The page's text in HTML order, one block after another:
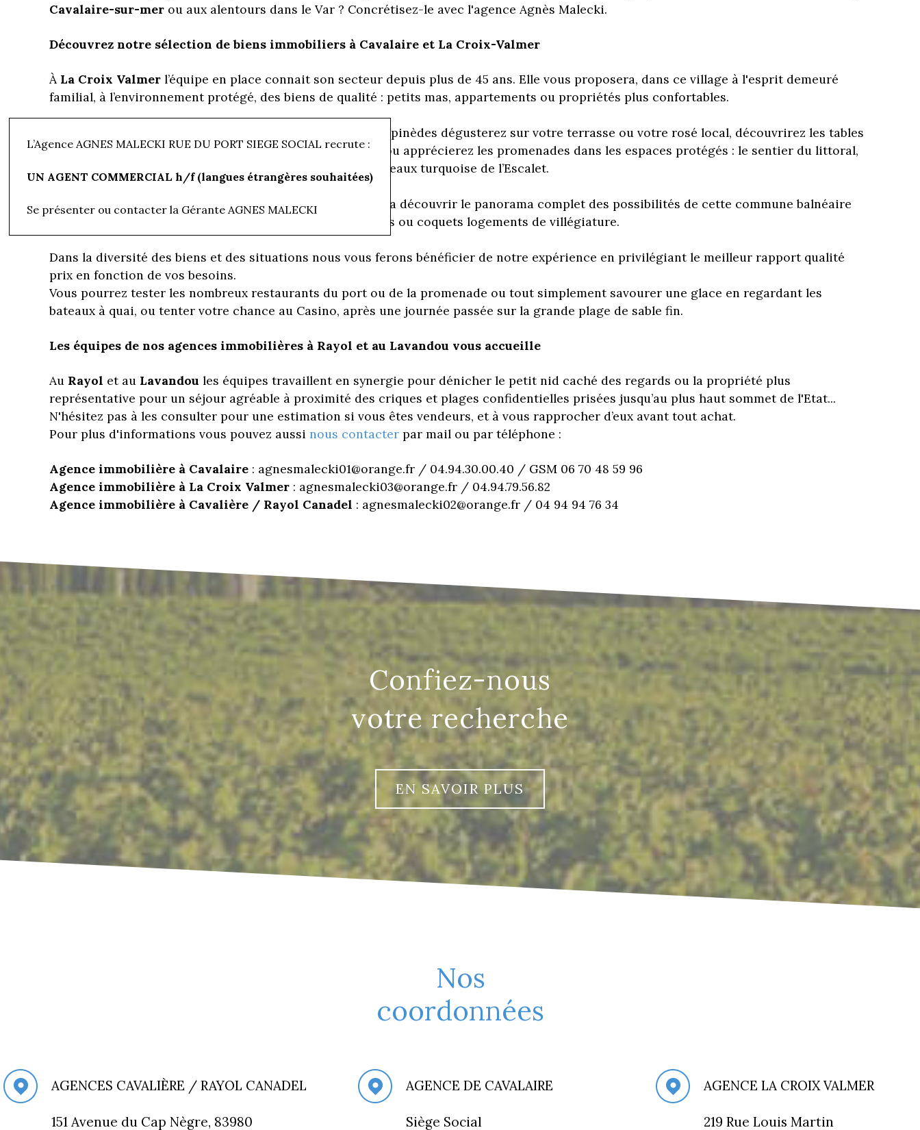
L’Agence AGNES MALECKI RUE DU PORT SIEGE SOCIAL recrute :
UN AGENT COMMERCIAL h/f (langues étrangères souhaitées)
Se présenter ou contacter la Gérante AGNES MALECKI
Cavalaire-sur-mer ou aux alentours dans le Var ? Concrétisez-le avec l'agence Agnès Malecki.
Découvrez notre sélection de biens immobiliers à Cavalaire et La Croix-Valmer
À La Croix Valmer l’équipe en place connait son secteur depuis plus de 45 ans. Elle vous proposera, dans ce village à l'esprit demeuré
familial, à l’environnement protégé, des biens de qualité : petits mas, appartements ou propriétés plus confortables.
Vous entendrez le chant des cigales, dans la quiétude des pinèdes dégusterez sur votre terrasse ou votre rosé local, découvrirez les tables
gastronomiques de ses nombreux restaurants de qualité ou apprécierez les promenades dans les espaces protégés : le sentier du littoral,
les petites criques de Jovah, le Bruis jusqu'aux plages aux eaux turquoise de l’Escalet.
Notre agence immobilière à Cavalaire-sur-Mer
vous fera découvrir le panorama complet des possibilités de cette commune balnéaire
confortables pour de longs séjours ou coquets logements de villégiature.
Dans la diversité des biens et des situations nous vous ferons bénéficier de notre expérience en privilégiant le meilleur rapport qualité
prix en fonction de vos besoins.
Vous pourrez tester les nombreux restaurants du port ou de la promenade ou tout simplement savourer une glace en regardant les
bateaux à quai, ou tenter votre chance au Casino, après une journée passée sur la grande plage de sable fin.
Les équipes de nos agences immobilières à Rayol et au Lavandou vous accueille
Au Rayol et au Lavandou les équipes travaillent en synergie pour dénicher le petit nid caché des regards ou la propriété plus
représentative pour un séjour agréable à proximité des criques et plages confidentielles prisées jusqu’au plus haut sommet de l'Etat...
N'hésitez pas à les consulter pour une estimation si vous êtes vendeurs, et à vous rapprocher d’eux avant tout achat.
Pour plus d'informations vous pouvez aussi nous contacter par mail ou par téléphone :
Agence immobilière à Cavalaire : agnesmalecki01@orange.fr / 04.94.30.00.40 / GSM 06 70 48 59 96
Agence immobilière à La Croix Valmer : agnesmalecki03@orange.fr / 04.94.79.56.82
Agence immobilière à Cavalière / Rayol Canadel : agnesmalecki02@orange.fr / 04 94 94 76 34
confiez-nous
votre recherche
EN SAVOIR PLUS
Nos
coordonnées
AGENCE DE CAVALAIRE
Siège Social
AGENCES CAVALIÈRE / RAYOL CANADEL
151 Avenue du Cap Nègre, 83980
AGENCE LA CROIX VALMER
219 Rue Louis Martin